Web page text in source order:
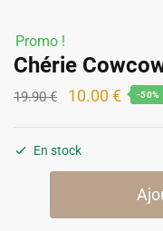
Promo !
Chérie
19.90€
Le
initial
était :
10.00 €Le
est :
-50%
En stock